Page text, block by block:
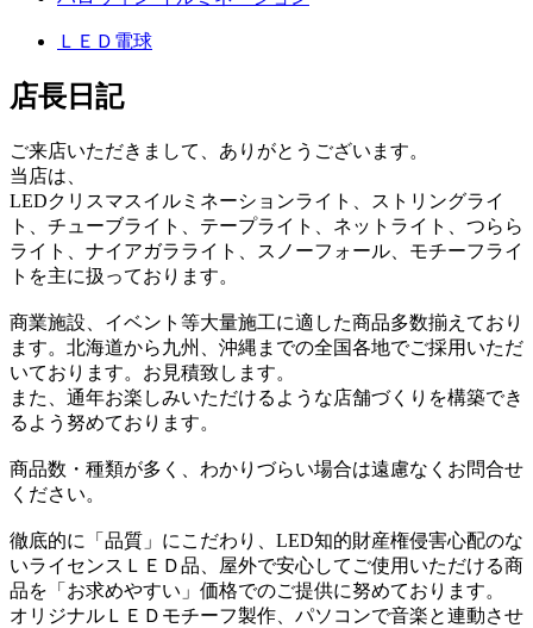
ＬＥＤ電球
店長日記
ご来店いただきまして、ありがとうございます。
当店は、
LEDクリスマスイルミネーションライト、ストリングライ
ト、チューブライト、テープライト、ネットライト、つらら
ライト、ナイアガラライト、スノーフォール、モチーフライ
トを主に扱っております。
商業施設、イベント等大量施工に適した商品多数揃えており
ます。北海道から九州、沖縄までの全国各地でご採用いただ
いております。お見積致します。
また、通年お楽しみいただけるような店舗づくりを構築でき
るよう努めております。
商品数・種類が多く、わかりづらい場合は遠慮なくお問合せ
ください。
徹底的に「品質」にこだわり、LED知的財産権侵害心配のな
いライセンスＬＥＤ品、屋外で安心してご使用いただける商
品を「お求めやすい」価格でのご提供に努めております。
オリジナルＬＥＤモチーフ製作、パソコンで音楽と連動させ